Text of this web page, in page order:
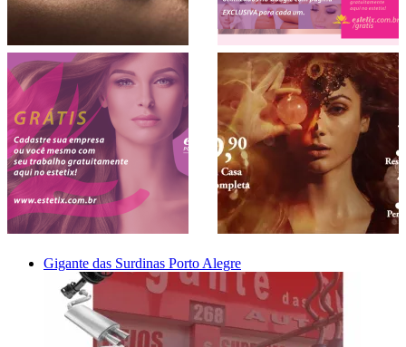
Gigante das Surdinas Porto Alegre